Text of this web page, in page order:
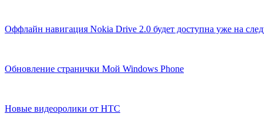
Оффлайн навигация Nokia Drive 2.0 будет доступна уже на
Обновление странички Мой Windows Phone
Новые видеоролики от HTC